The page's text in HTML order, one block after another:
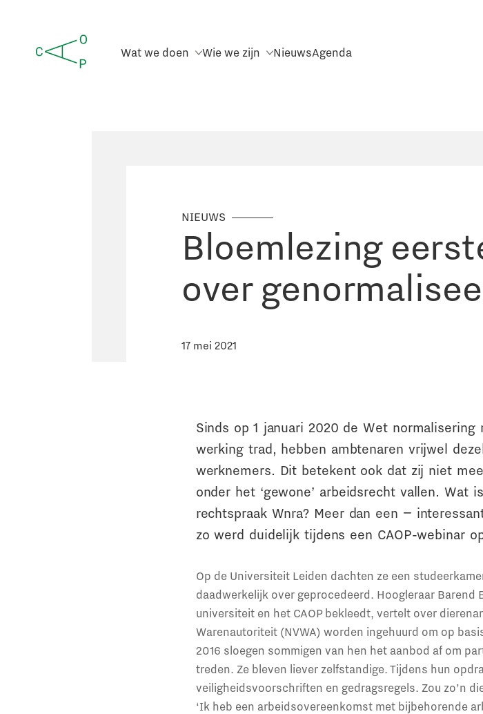
Wat we doen Wie we zijn NieuwsAgenda
NIEUWS
Bloemlezing
over
17 mei 2021
Sinds op 1 januari 2020 de Wet
werking trad, hebben ambtenaren vrijwel
werknemers. Dit betekent ook dat zij niet
onder het ‘gewone’ arbeidsrecht vallen. Wat
rechtspraak Wnra? Meer dan een −
zo werd duidelijk tijdens een CAOP-webinar
Op de Universiteit Leiden dachten ze een
daadwerkelijk over geprocedeerd. Hoogleraar Barend
universiteit en het CAOP bekleedt, vertelt over
Warenautoriteit (NVWA) worden ingehuurd om op
2016 sloegen sommigen van hen het aanbod af om
treden. Ze bleven liever zelfstandige. Tijdens hun
veiligheidsvoorschriften en gedragsregels. Zou zo’n
‘Ik heb een arbeidsovereenkomst met bijbehorende